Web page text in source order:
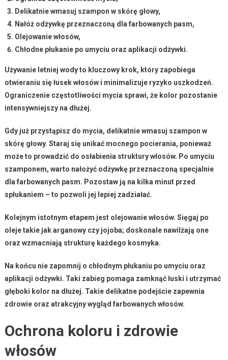
Delikatnie wmasuj szampon w skórę głowy,
Nałóż odżywkę przeznaczoną dla farbowanych pasm,
Olejowanie włosów,
Chłodne płukanie po umyciu oraz aplikacji odżywki.
Używanie letniej wodyto kluczowy krok, który zapobiega
otwieraniu się łusek włosów i minimalizuje ryzyko uszkodzeń.
Ograniczenie częstotliwości mycia sprawi, że kolor pozostanie
intensywniejszy na dłużej.
Gdy już przystąpisz do mycia, delikatnie wmasuj szampon w
skórę głowy. Staraj się unikać mocnego pocierania, ponieważ
może to prowadzić do osłabienia struktury włosów. Po umyciu
szamponem, warto nałożyć odżywkęprzeznaczoną specjalnie
dla farbowanych pasm. Pozostaw ją na kilka minut przed
spłukaniem – to pozwoli jej lepiej zadziałać.
Kolejnym istotnym etapem jest olejowanie włosów. Sięgaj po
oleje takie jakarganowyczy jojoba; doskonale nawilżają one
oraz wzmacniają strukturę każdego kosmyka.
Na końcu nie zapomnij o chłodnym płukaniu po umyciu oraz
aplikacji odżywki. Taki zabieg pomaga zamknąć łuski i utrzymać
głęboki kolor na dłużej. Takie delikatne podejście zapewnia
zdrowie oraz atrakcyjny wygląd farbowanych włosów.
Ochrona koloru i zdrowie
włosów